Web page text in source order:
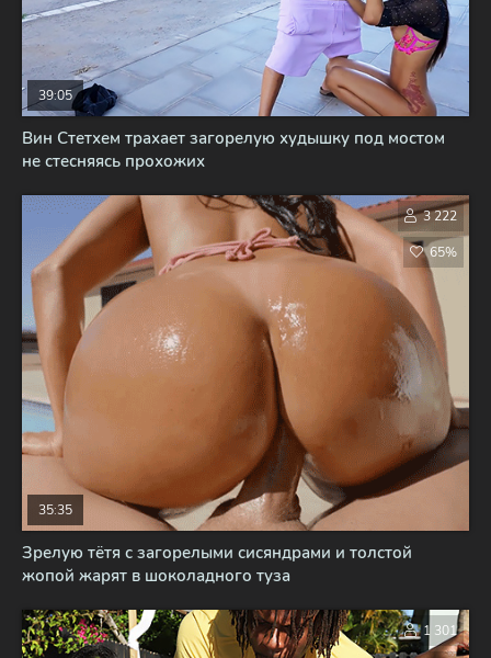
Вин Стетхем трахает загорелую худышку под мостом
не стесняясь прохожих
39:05
Зрелую тётя с загорелыми сисяндрами и толстой
жопой жарят в шоколадного туза
35:35
3 222
65%
1 301